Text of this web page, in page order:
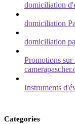
domiciliation
domiciliation
domiciliation
Promotions sur
Instruments
Categories